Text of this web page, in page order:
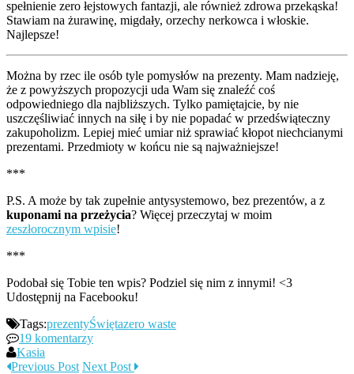
spełnienie zero łejstowych fantazji, ale również zdrowa przekąska!
Stawiam na żurawinę, migdały, orzechy nerkowca i włoskie.
Najlepsze!
Można by rzec ile osób tyle pomysłów na prezenty. Mam nadzieję,
że z powyższych propozycji uda Wam się znaleźć coś
odpowiedniego dla najbliższych. Tylko pamiętajcie, by nie
uszczęśliwiać innych na siłę i by nie popadać w przedświąteczny
zakupoholizm. Lepiej mieć umiar niż sprawiać kłopot niechcianymi
prezentami. Przedmioty w końcu nie są najważniejsze!
***
P.S. A może by tak zupełnie antysystemowo, bez prezentów, a z
kuponami na przeżycia? Więcej przeczytaj w moim
zeszłorocznym wpisie!
***
Podobał się Tobie ten wpis? Podziel się nim z innymi! <3
Udostępnij na Facebooku!
Tags:prezentyŚwiętazero waste
19 komentarzy
Kasia
Previous Post Next Post